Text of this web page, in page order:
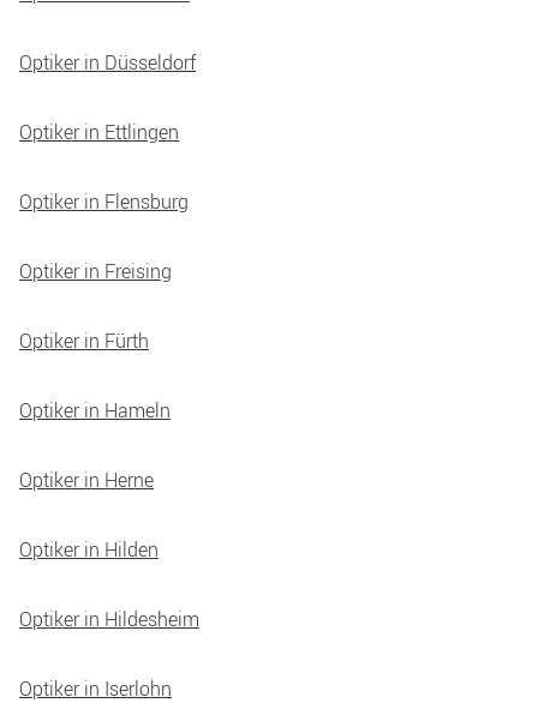
Optiker in Düsseldorf
Optiker in Ettlingen
Optiker in Flensburg
Optiker in Freising
Optiker in Fürth
Optiker in Hameln
Optiker in Herne
Optiker in Hilden
Optiker in Hildesheim
Optiker in Iserlohn